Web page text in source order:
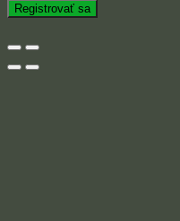
Registrovať sa